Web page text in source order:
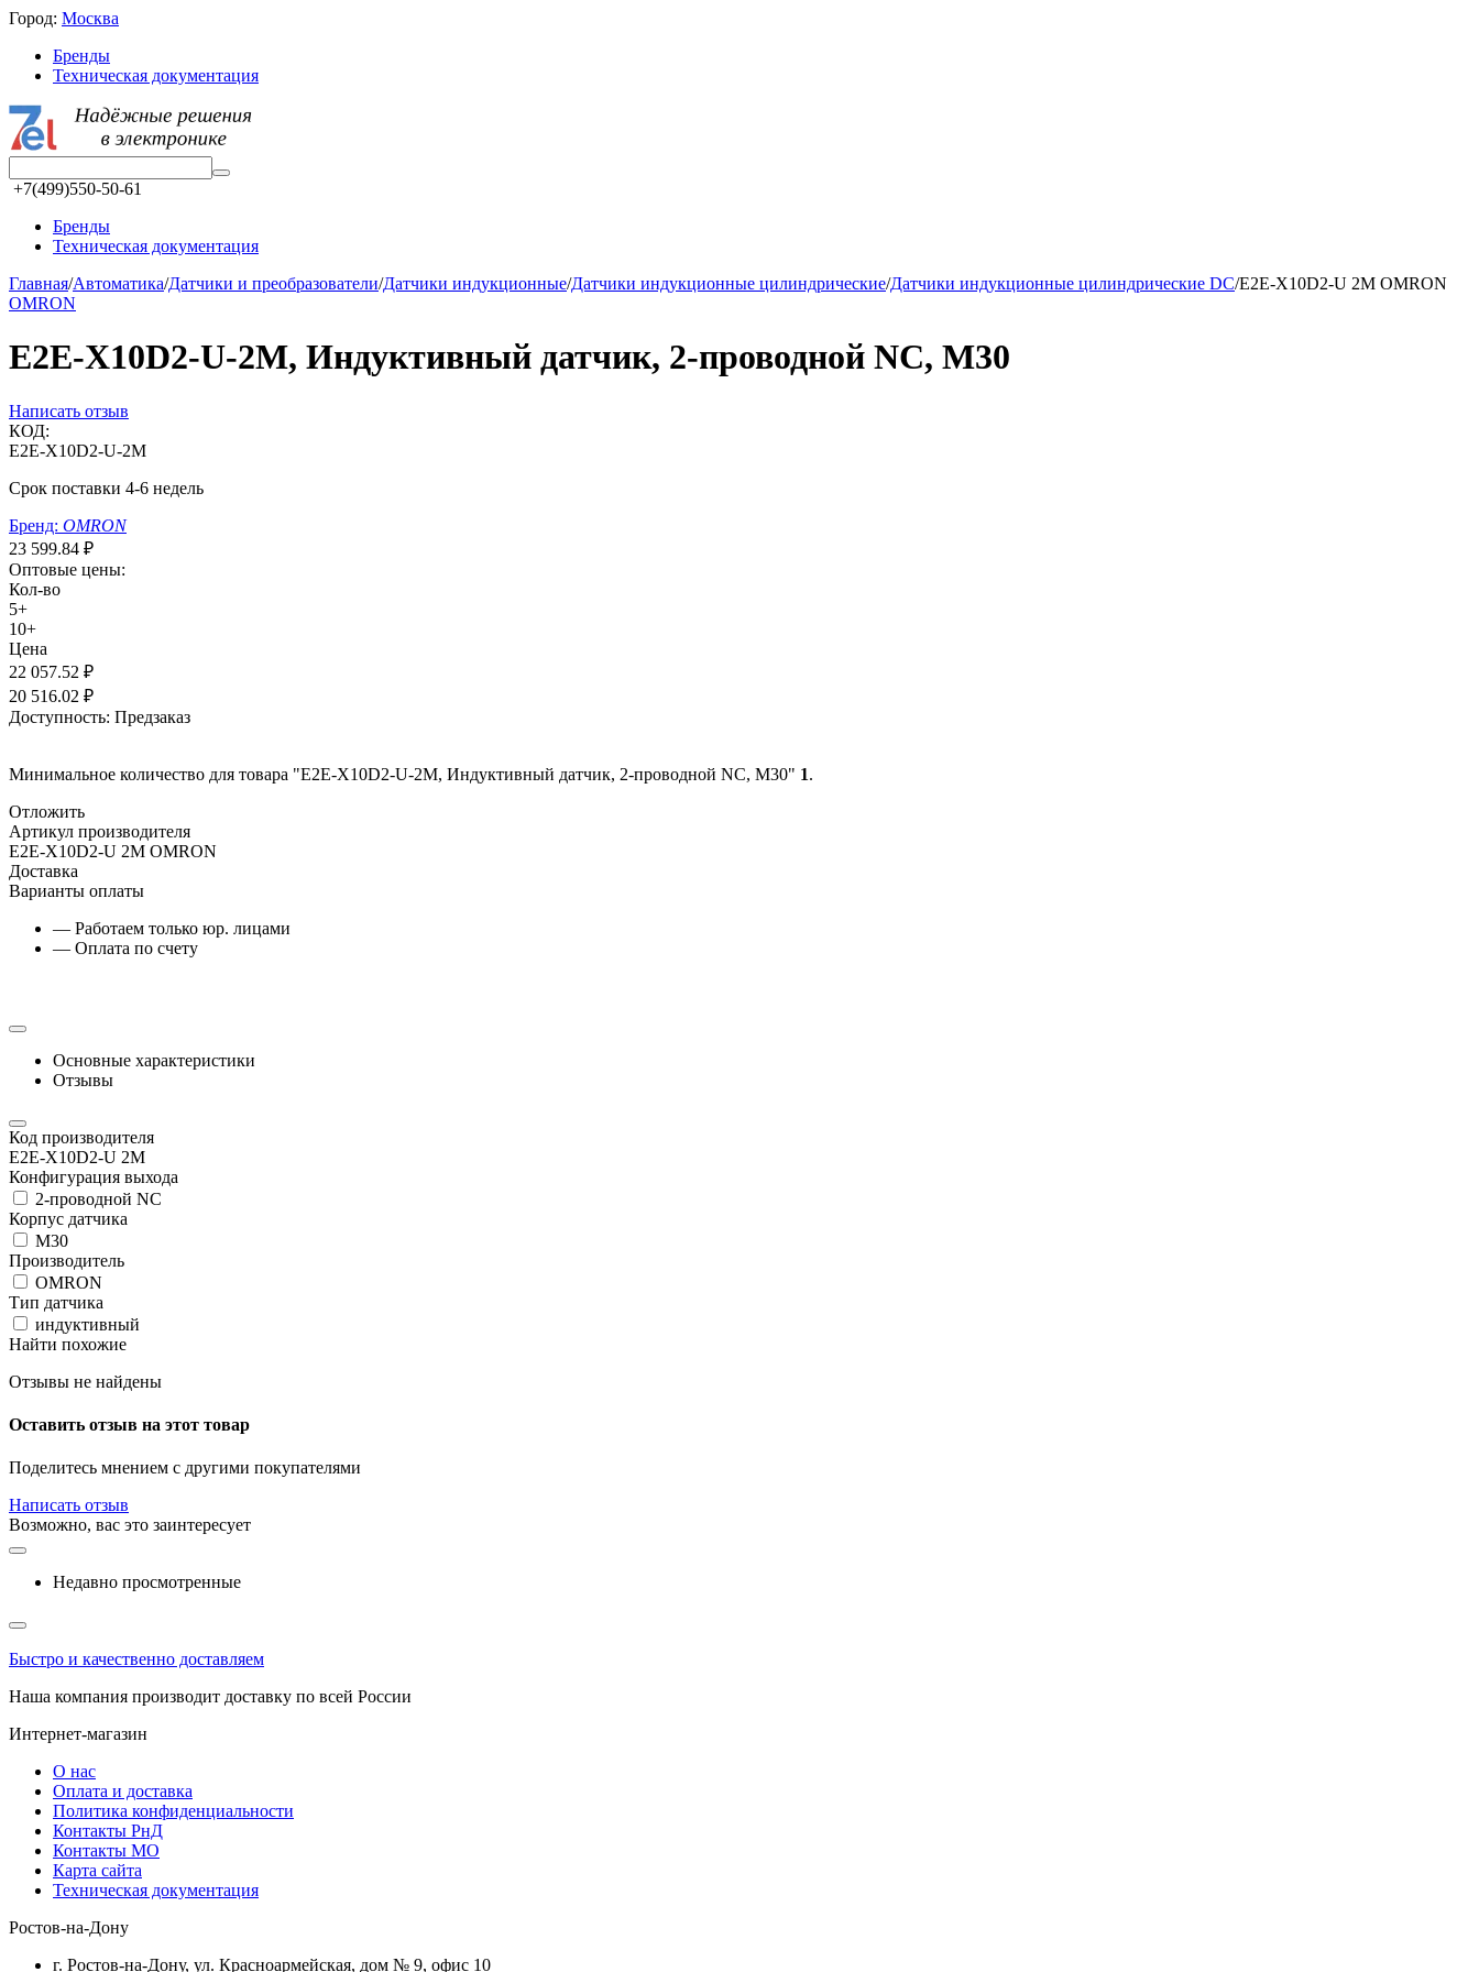
Город: Москва
Бренды
Техническая документация
+7(499)550-50-61
Бренды
Техническая документация
Главная/Автоматика/Датчики и преобразователи/Датчики индукционные/Датчики индукционные цилиндрические/Датчики индукционные цилиндрические DC/E2E-X10D2-U 2M OMRON
OMRON
E2E-X10D2-U-2M, Индуктивный датчик, 2-проводной NC, М30
Написать отзыв
КОД:
E2E-X10D2-U-2M
Срок поставки 4-6 недель
Бренд: OMRON
23 599.84 ₽
Оптовые цены:
Кол-во
5+
10+
Цена
22 057.52 ₽
20 516.02 ₽
Доступность: Предзаказ
Минимальное количество для товара "E2E-X10D2-U-2M, Индуктивный датчик, 2-проводной NC, М30" 1.
Отложить
Артикул производителя
E2E-X10D2-U 2M OMRON
Доставка
Варианты оплаты
— Работаем только юр. лицами
— Оплата по счету
Основные характеристики
Отзывы
Код производителя
E2E-X10D2-U 2M
Конфигурация выхода
2-проводной NC
Корпус датчика
М30
Производитель
OMRON
Тип датчика
индуктивный
Найти похожие
Отзывы не найдены
Оставить отзыв на этот товар
Поделитесь мнением с другими покупателями
Написать отзыв
Возможно, вас это заинтересует
Недавно просмотренные
Быстро и качественно доставляем
Наша компания производит доставку по всей России
Интернет-магазин
О нас
Оплата и доставка
Политика конфиденциальности
Контакты РнД
Контакты МО
Карта сайта
Техническая документация
Ростов-на-Дону
г. Ростов-на-Дону, ул. Красноармейская, дом № 9, офис 10